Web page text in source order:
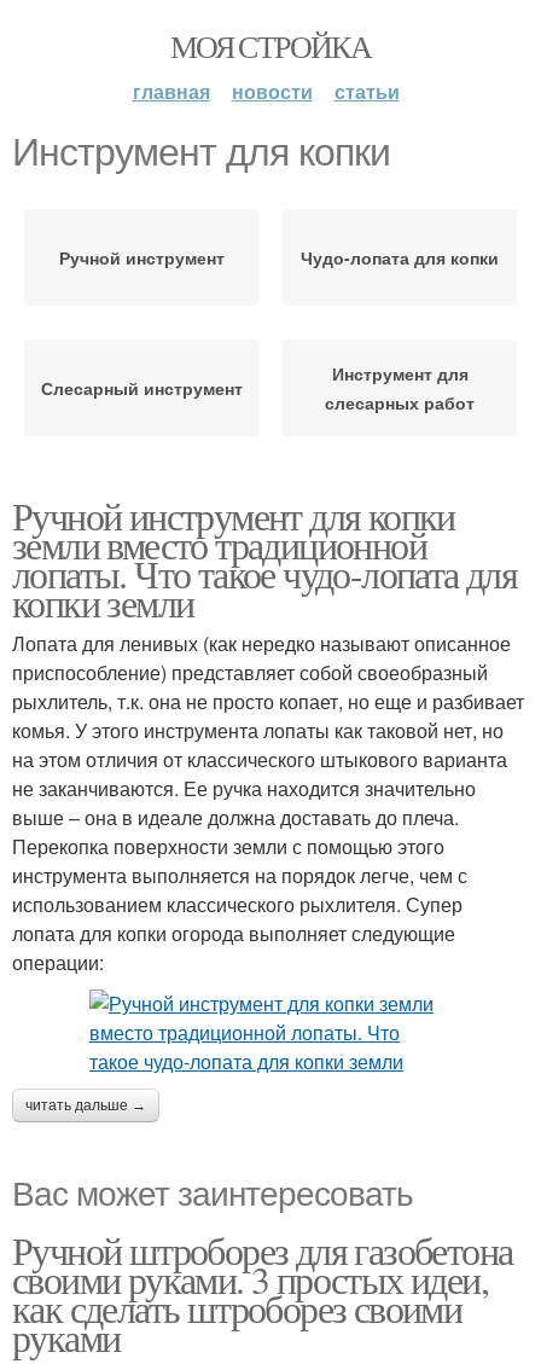
МОЯ СТРОЙКА
главная новости статьи
Инструмент для копки
Ручной инструмент Чудо-лопата для копки
Слесарный инструмент
Инструмент для
слесарных работ
Ручной инструмент для копки
земли вместо традиционной
лопаты. Что такое чудо-лопата для
копки земли
Лопата для ленивых (как нередко называют описанное
приспособление) представляет собой своеобразный
рыхлитель, т.к. она не просто копает, но еще и разбивает
комья. У этого инструмента лопаты как таковой нет, но
на этом отличия от классического штыкового варианта
не заканчиваются. Ее ручка находится значительно
выше – она в идеале должна доставать до плеча.
Перекопка поверхности земли с помощью этого
инструмента выполняется на порядок легче, чем с
использованием классического рыхлителя. Супер
лопата для копки огорода выполняет следующие
операции:
читать дальше →
Вас может заинтересовать
Ручной штроборез для газобетона
своими руками. 3 простых идеи,
как сделать штроборез своими
руками